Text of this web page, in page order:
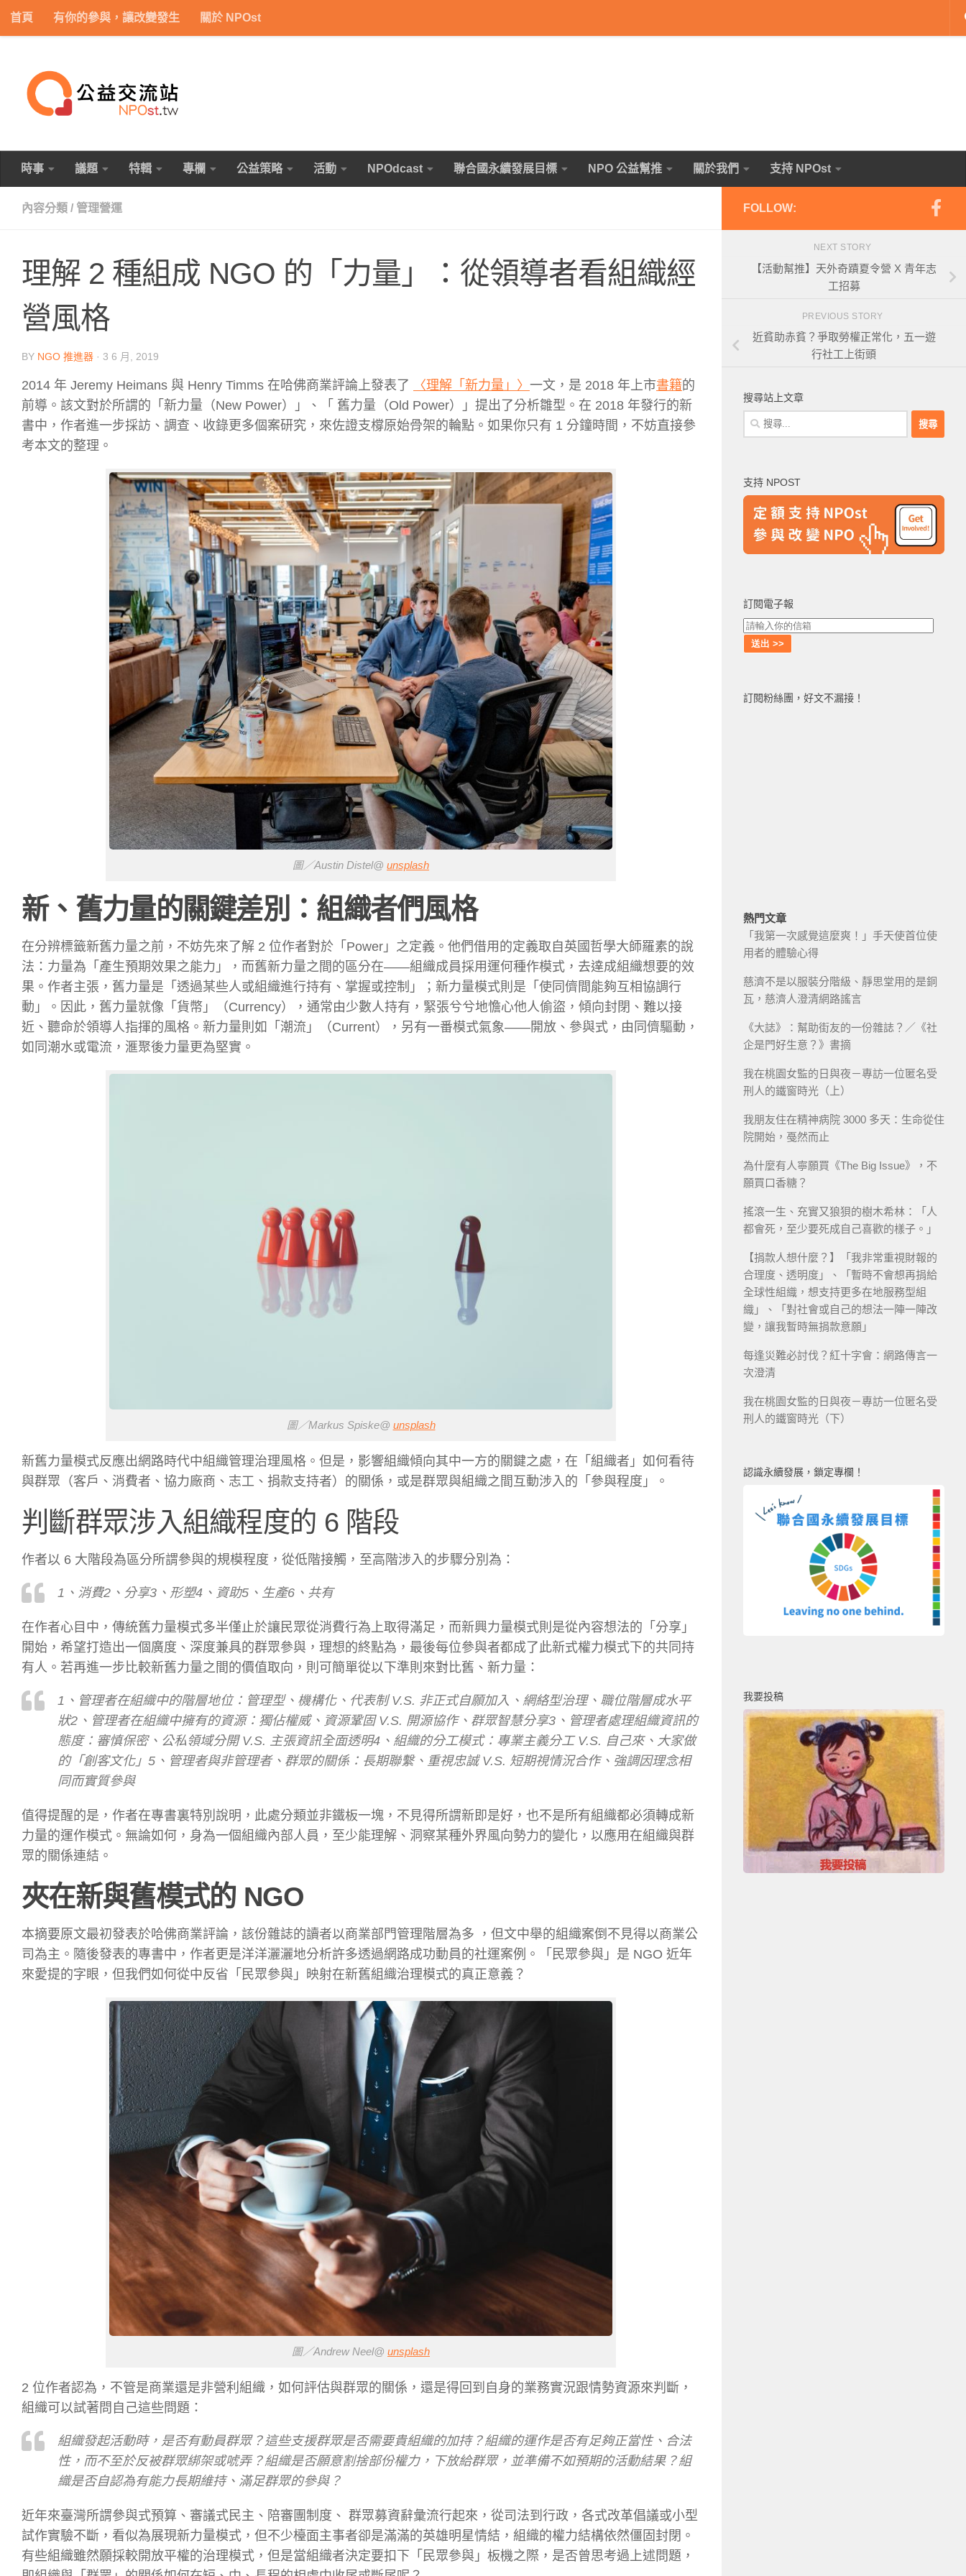
Skip to content
首頁 有你的參與，讓改變發生 關於 NPOst
時事 議題 特輯 專欄 公益策略 活動 NPOdcast 聯合國永續發展目標 NPO 公益幫推 關於我們 支持 NPOst
內容分類 / 管理營運
理解 2 種組成 NGO 的「力量」：從領導者看組織經
營風格
BY NGO 推進器 · 3 6 月, 2019
2014 年 Jeremy Heimans 與 Henry Timms 在哈佛商業評論上發表了 〈理解「新力量」〉 一文，是 2018 年上市書籍的
前導。該文對於所謂的「新力量（New Power）」、「 舊力量（Old Power）」提出了分析雛型。在 2018 年發行的新
書中，作者進一步採訪、調查、收錄更多個案研究，來佐證支橕原始骨架的輪點。如果你只有 1 分鐘時間，不妨直接參
考本文的整理。
圖／Austin Distel@ unsplash
新、舊力量的關鍵差別：組織者們風格
在分辨標籤新舊力量之前，不妨先來了解 2 位作者對於「Power」之定義。他們借用的定義取自英國哲學大師羅素的說
法：力量為「產生預期效果之能力」，而舊新力量之間的區分在——組織成員採用運何種作模式，去達成組織想要的效
果。作者主張，舊力量是「透過某些人或組織進行持有、掌握或控制」；新力量模式則是「使同儕間能夠互相協調行
動」。因此，舊力量就像「貨幣」（Currency），通常由少數人持有，緊張兮兮地憺心他人偷盜，傾向封閉、難以接
近、聽命於領導人指揮的風格。新力量則如「潮流」（Current），另有一番模式氣象——開放、參與式，由同儕驅動，
如同潮水或電流，滙聚後力量更為堅實。
圖／Markus Spiske@ unsplash
新舊力量模式反應出網路時代中組織管理治理風格。但是，影響組織傾向其中一方的關鍵之處，在「組織者」如何看待
與群眾（客戶、消費者、協力廠商、志工、捐款支持者）的關係，或是群眾與組織之間互動涉入的「參與程度」。
判斷群眾涉入組織程度的 6 階段
作者以 6 大階段為區分所謂參與的規模程度，從低階接觸，至高階涉入的步驟分別為：
1、消費2、分享3、形塑4、資助5、生產6、共有
在作者心目中，傳統舊力量模式多半僅止於讓民眾從消費行為上取得滿足，而新興力量模式則是從內容想法的「分享」
開始，希望打造出一個廣度、深度兼具的群眾參與，理想的終點為，最後每位參與者都成了此新式權力模式下的共同持
有人。若再進一步比較新舊力量之間的價值取向，則可簡單從以下準則來對比舊、新力量：
1、管理者在組織中的階層地位：管理型、機構化、代表制 V.S. 非正式自願加入、網絡型治理、職位階層成水平
狀2、管理者在組織中擁有的資源：獨佔權威、資源鞏固 V.S. 開源協作、群眾智慧分享3、管理者處理組織資訊的
態度：審慎保密、公私領域分開 V.S. 主張資訊全面透明4、組織的分工模式：專業主義分工 V.S. 自己來、大家做
的「創客文化」5、管理者與非管理者、群眾的關係：長期聯繫、重視忠誠 V.S. 短期視情況合作、強調因理念相
同而實質參與
值得提醒的是，作者在專書裏特別說明，此處分類並非鐵板一塊，不見得所謂新即是好，也不是所有組織都必須轉成新
力量的運作模式。無論如何，身為一個組織內部人員，至少能理解、洞察某種外界風向勢力的變化，以應用在組織與群
眾的關係連結。
夾在新與舊模式的 NGO
本摘要原文最初發表於哈佛商業評論，該份雜誌的讀者以商業部門管理階層為多 ，但文中舉的組織案倒不見得以商業公
司為主。隨後發表的專書中，作者更是洋洋灑灑地分析許多透過網路成功動員的社運案例。「民眾參與」是 NGO 近年
來愛提的字眼，但我們如何從中反省「民眾參與」映射在新舊組織治理模式的真正意義？
圖／Andrew Neel@ unsplash
2 位作者認為，不管是商業還是非營利組織，如何評估與群眾的關係，還是得回到自身的業務實況跟情勢資源來判斷，
組織可以試著問自己這些問題：
組織發起活動時，是否有動員群眾？這些支援群眾是否需要貴組織的加持？組織的運作是否有足夠正當性、合法
性，而不至於反被群眾綁架或唬弄？組織是否願意割捨部份權力，下放給群眾，並準備不如預期的活動結果？組
織是否自認為有能力長期維持、滿足群眾的參與？
近年來臺灣所謂參與式預算、審議式民主、陪審團制度、 群眾募資辭彙流行起來，從司法到行政，各式改革倡議或小型
試作實驗不斷，看似為展現新力量模式，但不少檯面主事者卻是滿滿的英雄明星情結，組織的權力結構依然僵固封閉。
有些組織雖然願採較開放平權的治理模式，但是當組織者決定要扣下「民眾參與」板機之際，是否曾思考過上述問題，
FOLLOW:
NEXT STORY
【活動幫推】天外奇蹟夏令營 X 青年志
工招募
PREVIOUS STORY
近貧助赤貧？爭取勞權正常化，五一遊
行社工上街頭
搜尋站上文章
搜
尋
字:
支持 NPOST
訂閱電子報
訂閱粉絲團，好文不漏接！
熱門文章
「我第一次感覺這麼爽！」手天使首位使
用者的體驗心得
慈濟不是以服裝分階級、靜思堂用的是銅
瓦，慈濟人澄清網路謠言
《大誌》：幫助街友的一份雜誌？／《社
企是門好生意？》書摘
我在桃園女監的日與夜－專訪一位匿名受
刑人的鐵窗時光（上）
我朋友住在精神病院 3000 多天：生命從住
院開始，戞然而止
為什麼有人寧願買《The Big Issue》，不
願買口香糖？
搖滾一生、充實又狼狽的樹木希林：「人
都會死，至少要死成自己喜歡的樣子。」
【捐款人想什麼？】「我非常重視財報的
合理度、透明度」、「暫時不會想再捐給
全球性組織，想支持更多在地服務型組
織」、「對社會或自己的想法一陣一陣改
變，讓我暫時無捐款意願」
每逢災難必討伐？紅十字會：網路傳言一
次澄清
我在桃園女監的日與夜－專訪一位匿名受
刑人的鐵窗時光（下）
認識永續發展，鎖定專欄！
我要投稿